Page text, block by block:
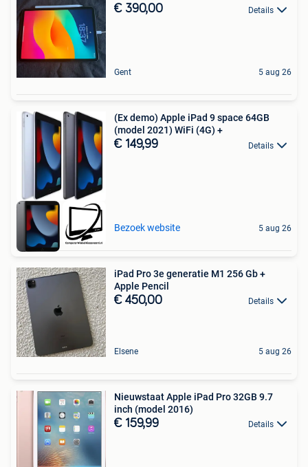
€ 390,00 Details
Gent 5 aug 26
(Ex demo) Apple iPad 9 space 64GB
(model 2021) WiFi (4G) +
€ 149,99 Details
Bezoek website 5 aug 26
iPad Pro 3e generatie M1 256 Gb +
Apple Pencil
€ 450,00 Details
Elsene 5 aug 26
Nieuwstaat Apple iPad Pro 32GB 9.7
inch (model 2016)
€ 159,99 Details